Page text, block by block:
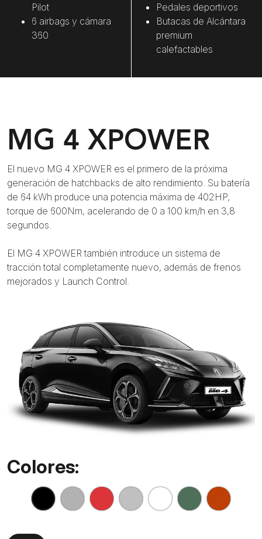
Pilot
6 airbags y cámara
360
Pedales deportivos
Butacas de Alcántara
premium
calefactables
Colores:
MG 4 XPOWER
El nuevo MG 4 XPOWER es el primero de la próxima
generación de hatchbacks de alto rendimiento. Su batería
de 64 kWh produce una potencia máxima de 402HP,
torque de 600Nm, acelerando de 0 a 100 km/h en 3,8
segundos.
El MG 4 XPOWER también introduce un sistema de
tracción total completamente nuevo, además de frenos
mejorados y Launch Control.